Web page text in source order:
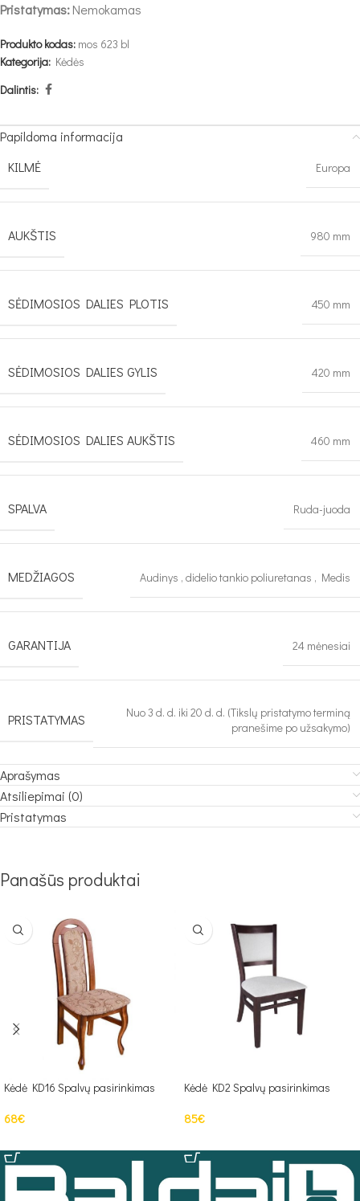
Pristatymas:Nemokamas
Produkto kodas: mos 623 bl
Kategorija: Kėdės
Dalintis:
Papildoma informacija
KILMĖ
Europa
AUKŠTIS 980 mm
SĖDIMOSIOS DALIES PLOTIS 450 mm
SĖDIMOSIOS DALIES GYLIS 420 mm
SĖDIMOSIOS DALIES AUKŠTIS 460 mm
SPALVA Ruda-juoda
MEDŽIAGOS Audinys , didelio tankio poliuretanas , Medis
GARANTIJA 24 mėnesiai
PRISTATYMAS
Nuo 3 d. d. iki 20 d. d. (Tikslų pristatymo terminą
pranešime po užsakymo)
Aprašymas
Atsiliepimai (0)
Pristatymas
Panašūs produktai
Kėdė KD16 Spalvų pasirinkimas
68€
Kėdė KD2 Spalvų pasirinkimas
85€